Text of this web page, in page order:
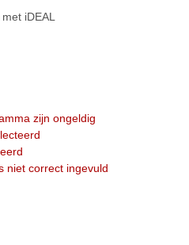
iDEAL
zijn ongeldig
niet correct ingevuld